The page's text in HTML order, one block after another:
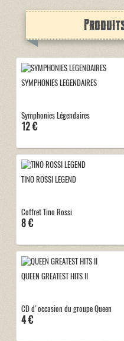
SYMPHONIES LEGENDAIRES
Symphonies Légendaires
12 €
TINO ROSSI LEGEND
Coffret Tino Rossi
8 €
QUEEN GREATEST HITS II
CD d'occasion du groupe Queen
4 €